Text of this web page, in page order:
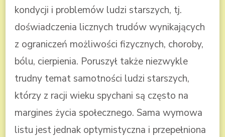
kondycji i problemów ludzi starszych, tj.
doświadczenia licznych trudów wynikających
z ograniczeń możliwości fizycznych, choroby,
bólu, cierpienia. Poruszył także niezwykle
trudny temat samotności ludzi starszych,
którzy z racji wieku spychani są często na
margines życia społecznego. Sama wymowa
listu jest jednak optymistyczna i przepełniona